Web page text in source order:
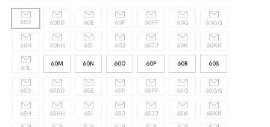
60D 60DD 60E 60F 60FF 60G 60GG
60H 60HH 60I 60J 60JJ 60K 60KK
60L
60M 60N 60O 60P 60R 60S
65D 65DD 65E 65F 65FF 65G 65GG
65H 65HH 65I 65J 65JJ 65K 65KK